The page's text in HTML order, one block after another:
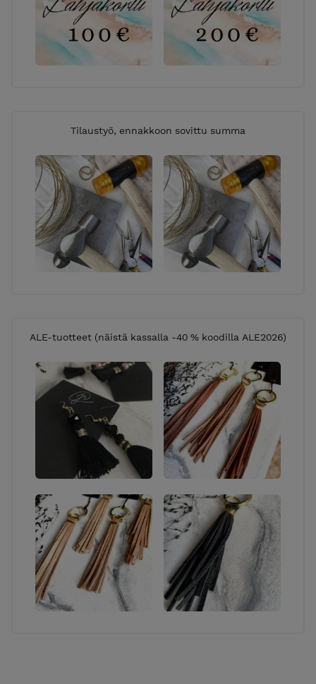
Tilaustyö, ennakkoon sovittu summa
ALE-tuotteet (näistä kassalla -40 % koodilla ALE2026)